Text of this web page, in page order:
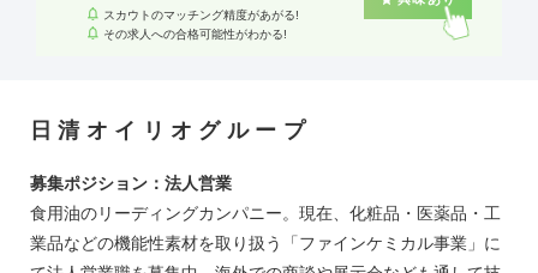
スカウトのマッチング精度があがる!
その求人への合格可能性がわかる!
日清オイリオグループ
募集ポジション：法人営業
食用油のリーディングカンパニー。現在、化粧品・医薬品・工
業品などの機能性素材を取り扱う「ファインケミカル事業」に